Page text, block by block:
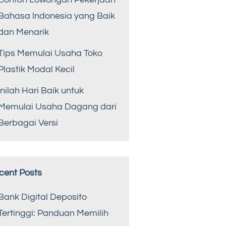
Indonesia yang Baik
Menarik
Memulai Usaha Toko
Modal Kecil
Hari Baik untuk
Usaha Dagang dari
Versi
Posts
Digital Deposito
Panduan Memilih